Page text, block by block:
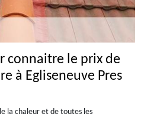
connaitre le prix de
à Egliseneuve Pres
la chaleur et de toutes les